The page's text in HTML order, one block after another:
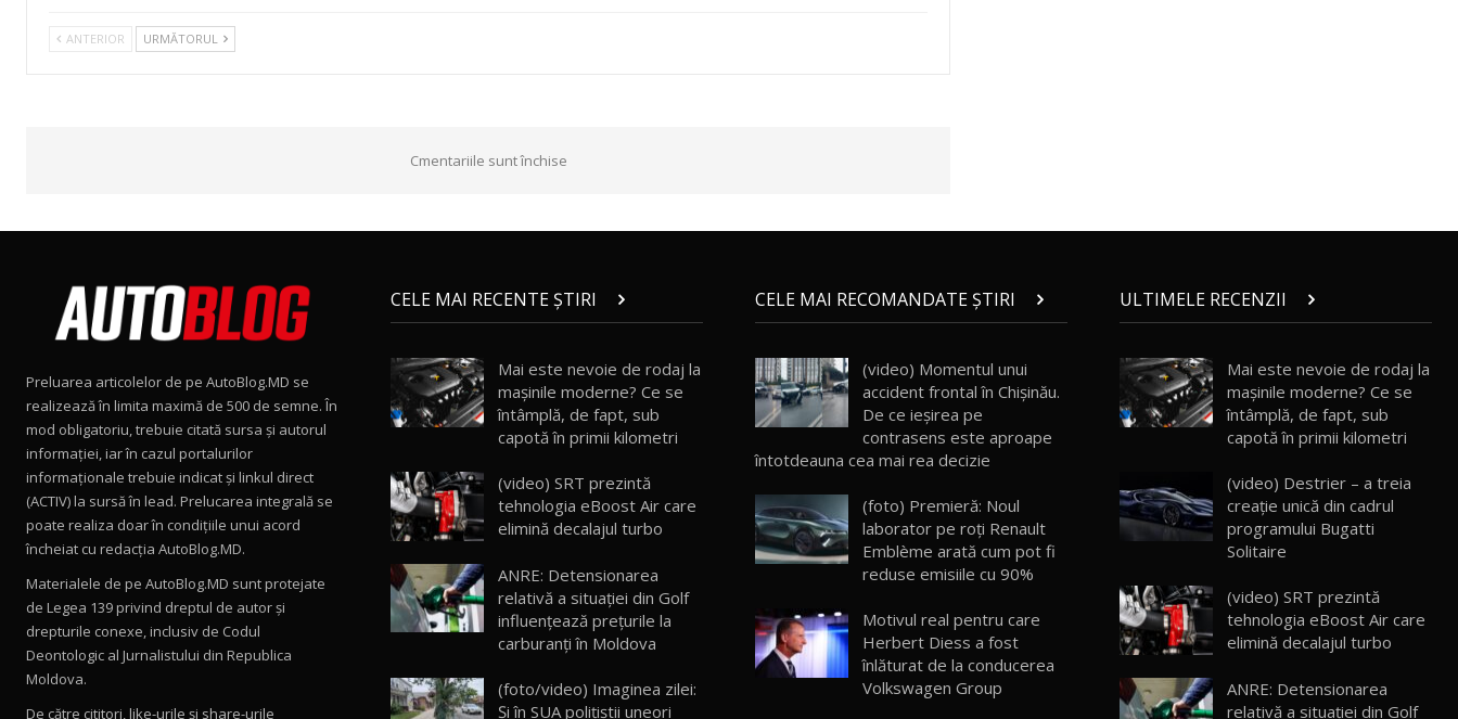
ANTERIOR URMĂTORUL
Cmentariile sunt închise
18
Seal U DM-i / Test Drive AutoBlog.MD
Noul Geely EX5 EM-i care a cucerit
20
Noul ZEEKR 7X / Test Drive AutoBlog.MD
29:08
AutoBlog.MD
16:59
22
Noua Mazda 6e / Test Drive AutoBlog.MD
Lynk & Co 01 / Test Drive AutoBlog.MD
25:19
Preluarea articolelor de pe AutoBlog.MD se
realizează în limita maximă de 500 de semne. În
mod obligatoriu, trebuie citată sursa și autorul
informației, iar în cazul portalurilor
informaționale trebuie indicat și linkul direct
(ACTIV) la sursă în lead. Prelucarea integrală se
poate realiza doar în condițiile unui acord
încheiat cu redacţia AutoBlog.MD.
Materialele de pe AutoBlog.MD sunt protejate
de Legea 139 privind dreptul de autor și
drepturile conexe, inclusiv de Codul
Deontologic al Jurnalistului din Republica
Moldova.
De către cititori, like-urile şi share-urile
CELE MAI RECENTE ȘTIRI
Mai este nevoie de rodaj la
mașinile moderne? Ce se
întâmplă, de fapt, sub
capotă în primii kilometri
(video) SRT prezintă
tehnologia eBoost Air care
elimină decalajul turbo
ANRE: Detensionarea
relativă a situației din Golf
influențează prețurile la
carburanți în Moldova
(foto/video) Imaginea zilei:
Și în SUA polițiștii uneori
CELE MAI RECOMANDATE ȘTIRI
(video) Momentul unui
accident frontal în Chișinău.
De ce ieșirea pe
contrasens este aproape
întotdeauna cea mai rea decizie
(foto) Premieră: Noul
laborator pe roți Renault
Emblème arată cum pot fi
reduse emisiile cu 90%
Motivul real pentru care
Herbert Diess a fost
înlăturat de la conducerea
Volkswagen Group
ULTIMELE RECENZII
Mai este nevoie de rodaj la
mașinile moderne? Ce se
întâmplă, de fapt, sub
capotă în primii kilometri
(video) Destrier – a treia
creație unică din cadrul
programului Bugatti
Solitaire
(video) SRT prezintă
tehnologia eBoost Air care
elimină decalajul turbo
ANRE: Detensionarea
relativă a situației din Golf